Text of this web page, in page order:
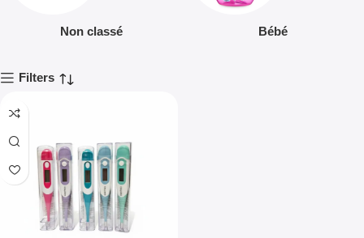
Non classé Bébé
Filters